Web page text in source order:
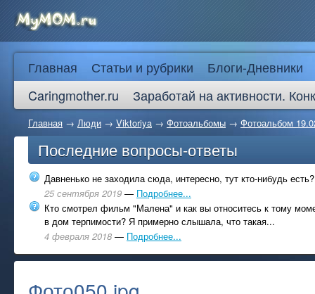
Главная Статьи и рубрики
Блоги-Дневники
Caringmother.ru
Заработай на активности.
Главная → Люди → Viktoriya → Фотоальбомы → Фотоальбом
Последние вопросы-ответы
Давненько не заходила сюда, интересно, тут кто-нибудь есть?
25 сентября 2019 — Подробнее...
Кто смотрел фильм "Малена" и как вы относитесь к тому
в дом терпимости? Я примерно слышала, что такая...
4 февраля 2018 — Подробнее...